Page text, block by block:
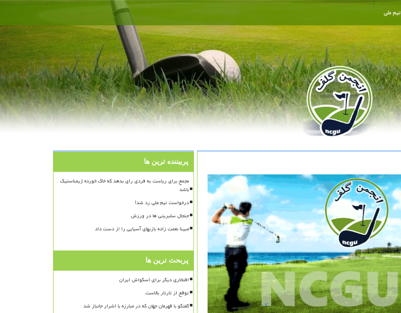
تیم ملی
پربیننده ترین ها
مجمع برای ریاست به فردی رای بدهد که خاک خورده ژیمناستیک
باشد
درخواست تیم ملی رد شد!
جنجال سلبریتی ها در ورزش
مبینا نعمت زاده بازیهای آسیایی را از دست داد
پربحث ترین ها
افتخاری دیگر برای اسکواش ایران
توقع از تارتار بالاست
گفتگو با قهرمان جهان که در مبارزه با اشرار جانباز شد